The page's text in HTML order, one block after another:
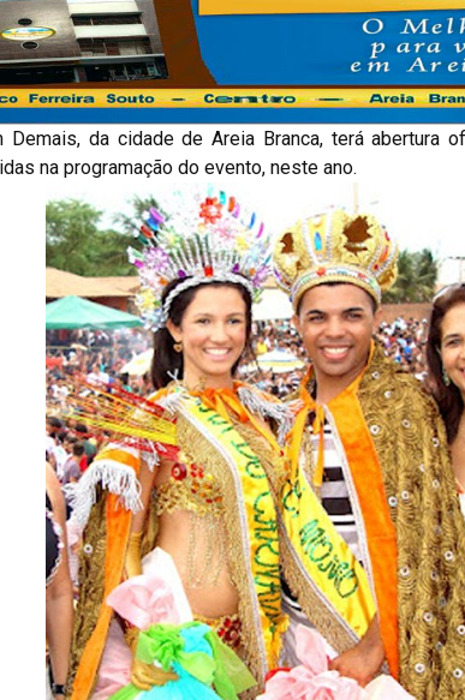
Demais, da cidade de Areia Branca, terá abertura
na programação do evento, neste ano.